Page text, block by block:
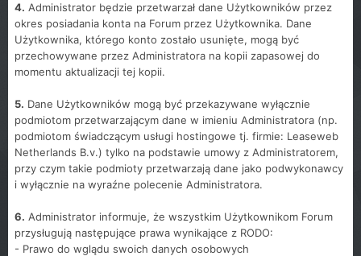
4. Administrator będzie przetwarzał dane Użytkowników przez
okres posiadania konta na Forum przez Użytkownika. Dane
Użytkownika, którego konto zostało usunięte, mogą być
przechowywane przez Administratora na kopii zapasowej do
momentu aktualizacji tej kopii.
5. Dane Użytkowników mogą być przekazywane wyłącznie
podmiotom przetwarzającym dane w imieniu Administratora (np.
podmiotom świadczącym usługi hostingowe tj. firmie: Leaseweb
Netherlands B.v.) tylko na podstawie umowy z Administratorem,
przy czym takie podmioty przetwarzają dane jako podwykonawcy
i wyłącznie na wyraźne polecenie Administratora.
6. Administrator informuje, że wszystkim Użytkownikom Forum
przysługują następujące prawa wynikające z RODO:
- Prawo do wglądu swoich danych osobowych